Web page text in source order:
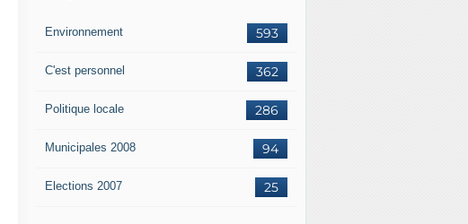
593
Environnement
362
C'est personnel
286
Politique locale
94
Municipales 2008
25
Elections 2007